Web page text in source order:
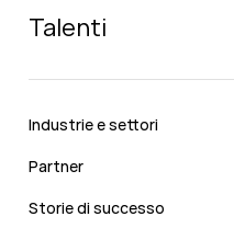
Talenti
Industrie e settori
Partner
Storie di successo